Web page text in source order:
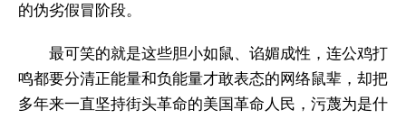
的伪劣假冒阶段。
最可笑的就是这些胆小如鼠、谄媚成性，连公鸡打
鸣都要分清正能量和负能量才敢表态的网络鼠辈，却把
多年来一直坚持街头革命的美国革命人民，污蔑为是什